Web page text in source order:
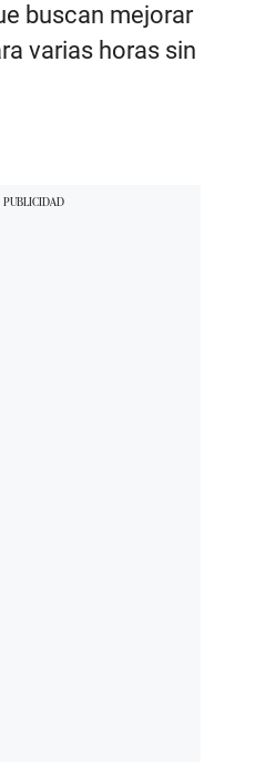
buscan mejorar
varias horas sin